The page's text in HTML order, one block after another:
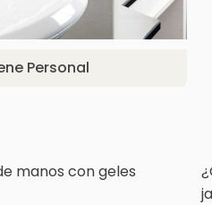
Personal
manos con geles